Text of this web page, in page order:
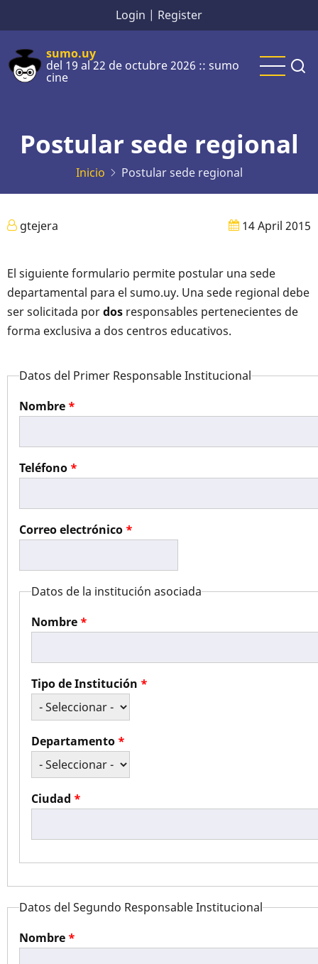
al
contenido
principal
Login | Register
sumo.uy
del 19 al 22 de octubre 2026 :: sumo
cine
Postular sede regional
Inicio Postular sede regional
gtejera 14 April 2015
El siguiente formulario permite postular una sede
departamental para el sumo.uy. Una sede regional debe
ser solicitada pordos responsables pertenecientes de
forma exclusiva a dos centros educativos.
Datos del Primer Responsable Institucional
Nombre
Teléfono
Correo electrónico
Datos de la institución asociada
Nombre
Tipo de Institución
Departamento
Ciudad
Datos del Segundo Responsable Institucional
Nombre